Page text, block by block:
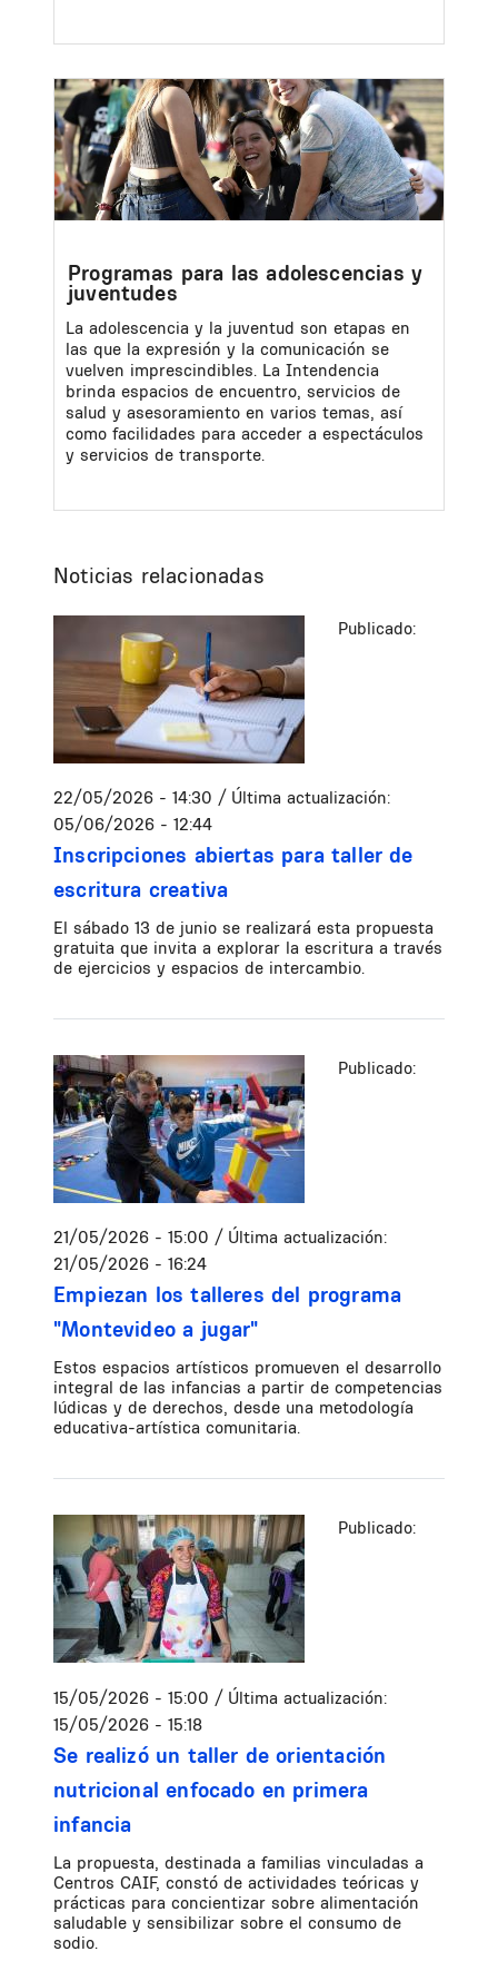
Image
Programas para las adolescencias y
juventudes
La adolescencia y la juventud son etapas en
las que la expresión y la comunicación se
vuelven imprescindibles. La Intendencia
brinda espacios de encuentro, servicios de
salud y asesoramiento en varios temas, así
como facilidades para acceder a espectáculos
y servicios de transporte.
Noticias relacionadas
Publicado:
22/05/2026 - 14:30 / Última actualización:
05/06/2026 - 12:44
Inscripciones abiertas para taller de
escritura creativa
El sábado 13 de junio se realizará esta propuesta
gratuita que invita a explorar la escritura a través
de ejercicios y espacios de intercambio.
Publicado:
21/05/2026 - 15:00 / Última actualización:
21/05/2026 - 16:24
Empiezan los talleres del programa
"Montevideo a jugar"
Estos espacios artísticos promueven el desarrollo
integral de las infancias a partir de competencias
lúdicas y de derechos, desde una metodología
educativa-artística comunitaria.
Publicado:
15/05/2026 - 15:00 / Última actualización:
15/05/2026 - 15:18
Se realizó un taller de orientación
nutricional enfocado en primera
infancia
La propuesta, destinada a familias vinculadas a
Centros CAIF, constó de actividades teóricas y
prácticas para concientizar sobre alimentación
saludable y sensibilizar sobre el consumo de
sodio.